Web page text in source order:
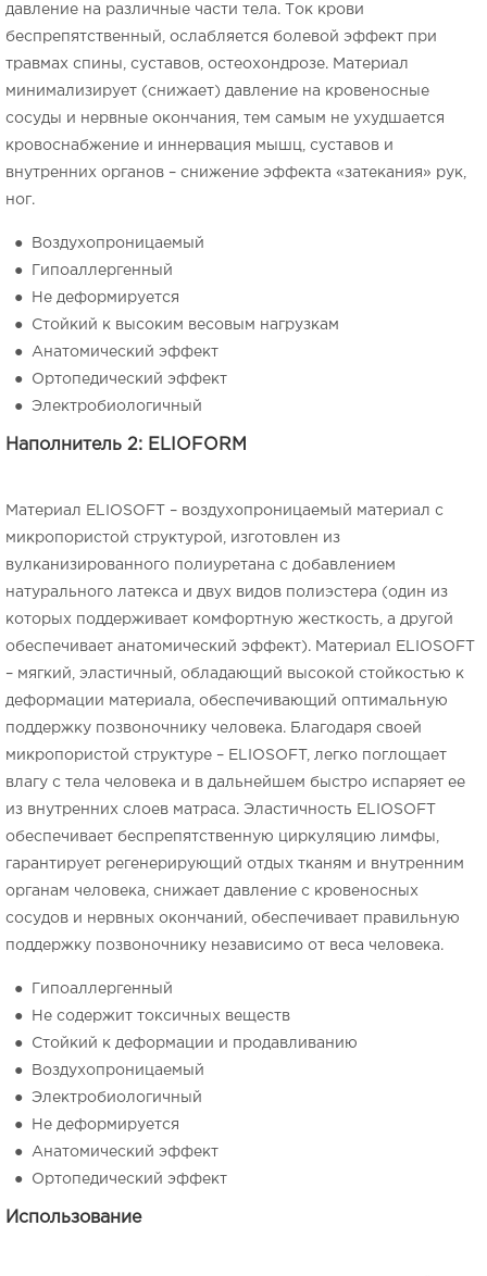
давление на различные части тела. Ток крови
беспрепятственный, ослабляется болевой эффект при
травмах спины, суставов, остеохондрозе. Материал
минимализирует (снижает) давление на кровеносные
сосуды и нервные окончания, тем самым не ухудшается
кровоснабжение и иннервация мышц, суставов и
внутренних органов – снижение эффекта «затекания» рук,
ног.
● Воздухопроницаемый
● Гипоаллергенный
● Не деформируется
● Стойкий к высоким весовым нагрузкам
● Анатомический эффект
● Ортопедический эффект
● Электробиологичный
Наполнитель 2: ELIOFORM
Материал ELIOSOFT – воздухопроницаемый материал с
микропористой структурой, изготовлен из
вулканизированного полиуретана с добавлением
натурального латекса и двух видов полиэстера (один из
которых поддерживает комфортную жесткость, а другой
обеспечивает анатомический эффект). Материал ELIOSOFT
– мягкий, эластичный, обладающий высокой стойкостью к
деформации материала, обеспечивающий оптимальную
поддержку позвоночнику человека. Благодаря своей
микропористой структуре – ELIOSOFT, легко поглощает
влагу с тела человека и в дальнейшем быстро испаряет ее
из внутренних слоев матраса. Эластичность ELIOSOFT
обеспечивает беспрепятственную циркуляцию лимфы,
гарантирует регенерирующий отдых тканям и внутренним
органам человека, снижает давление с кровеносных
сосудов и нервных окончаний, обеспечивает правильную
поддержку позвоночнику независимо от веса человека.
● Гипоаллергенный
● Не содержит токсичных веществ
● Стойкий к деформации и продавливанию
● Воздухопроницаемый
● Электробиологичный
● Не деформируется
● Анатомический эффект
● Ортопедический эффект
Использование